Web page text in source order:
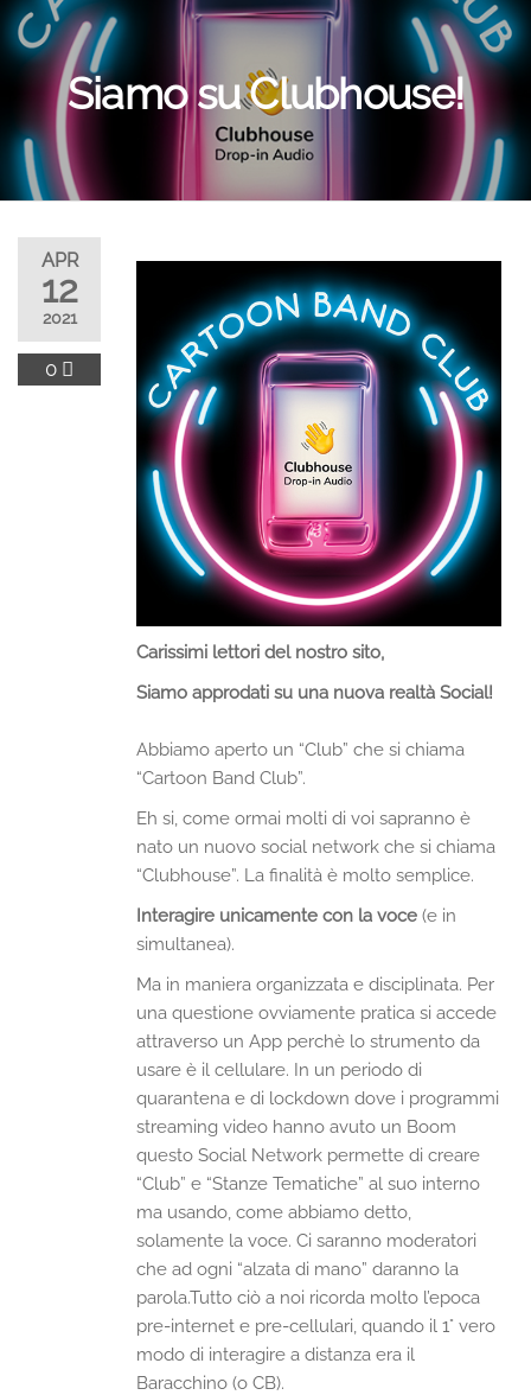
Siamo su Clubhouse!
APR
12
2021
0
Carissimi lettori del nostro sito,
Siamo approdati su una nuova realtà Social!
Abbiamo aperto un “Club” che si chiama
“Cartoon Band Club”.
Eh si, come ormai molti di voi sapranno è
nato un nuovo social network che si chiama
“Clubhouse”. La finalità è molto semplice.
Interagire unicamente con la voce (e in
simultanea).
Ma in maniera organizzata e disciplinata. Per
una questione ovviamente pratica si accede
attraverso un App perchè lo strumento da
usare è il cellulare. In un periodo di
quarantena e di lockdown dove i programmi
streaming video hanno avuto un Boom
questo Social Network permette di creare
“Club” e “Stanze Tematiche” al suo interno
ma usando, come abbiamo detto,
solamente la voce. Ci saranno moderatori
che ad ogni “alzata di mano” daranno la
parola.Tutto ciò a noi ricorda molto l’epoca
pre-internet e pre-cellulari, quando il 1° vero
modo di interagire a distanza era il
Baracchino (o CB).